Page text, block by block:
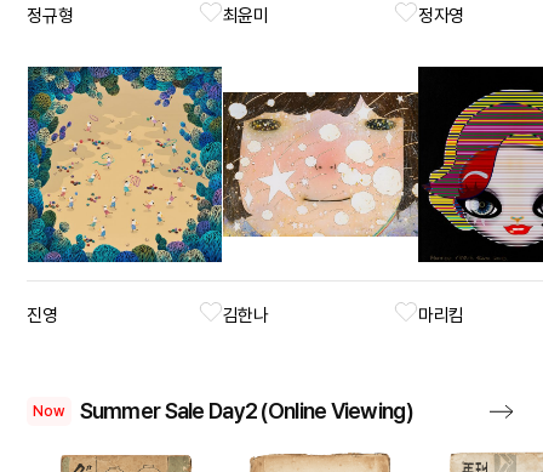
정규형 최윤미 정자영
진영 김한나 마리킴
Now Summer Sale Day2 (Online Viewing)